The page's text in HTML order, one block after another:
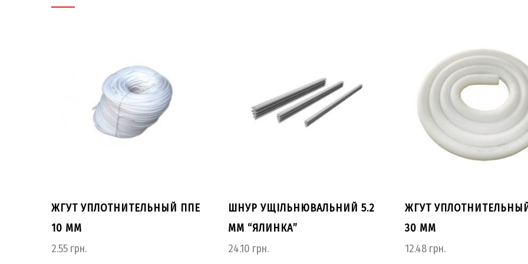
ЖГУТ УПЛОТНИТЕЛЬНЫЙ ППЕ
10 ММ
2.55 грн.
ШНУР УЩІЛЬНЮВАЛЬНИЙ 5.2
ММ “ЯЛИНКА”
24.10 грн.
ЖГУТ
30 ММ
12.48 грн.